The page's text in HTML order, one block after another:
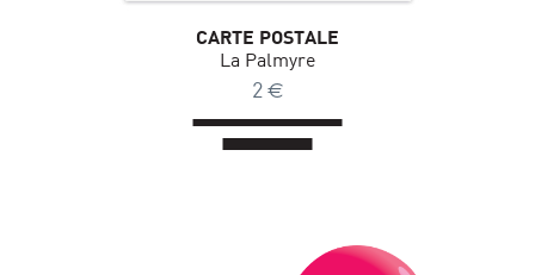
CARTE POSTALE
La Palmyre
2 €